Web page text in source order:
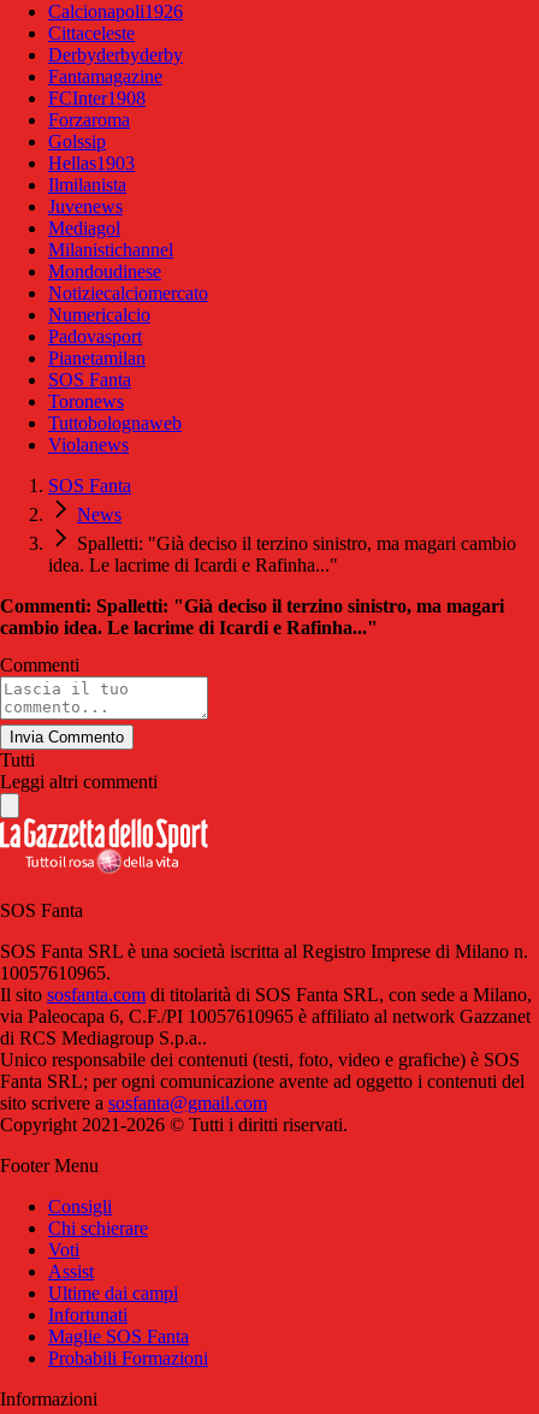
Calcionapoli1926
Cittaceleste
Derbyderbyderby
Fantamagazine
FCInter1908
Forzaroma
Golssip
Hellas1903
Ilmilanista
Juvenews
Mediagol
Milanistichannel
Mondoudinese
Notiziecalciomercato
Numericalcio
Padovasport
Pianetamilan
SOS Fanta
Toronews
Tuttobolognaweb
Violanews
SOS Fanta
News
Spalletti: "Già deciso il terzino sinistro, ma magari cambio
idea. Le lacrime di Icardi e Rafinha..."
Commenti: Spalletti: "Già deciso il terzino sinistro, ma magari
cambio idea. Le lacrime di Icardi e Rafinha..."
Commenti
Invia Commento
Tutti
Leggi altri commenti
SOS Fanta
SOS Fanta SRL è una società iscritta al Registro Imprese di Milano n.
10057610965.
Il sito sosfanta.com di titolarità di SOS Fanta SRL, con sede a Milano,
via Paleocapa 6, C.F./PI 10057610965 è affiliato al network Gazzanet
di RCS Mediagroup S.p.a..
Unico responsabile dei contenuti (testi, foto, video e grafiche) è SOS
Fanta SRL; per ogni comunicazione avente ad oggetto i contenuti del
sito scrivere a sosfanta@gmail.com
Copyright 2021-2026 © Tutti i diritti riservati.
Footer Menu
Consigli
Chi schierare
Voti
Assist
Ultime dai campi
Infortunati
Maglie SOS Fanta
Probabili Formazioni
Informazioni